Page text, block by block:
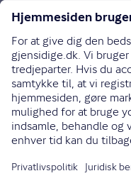
Om Gjensidige
Om os
Kundefordele
Job og karriere
Presse
Bæredygtighed
Gouda rejseforsikring
Brugerpanel
70 10 90 09
Bliv ringet op